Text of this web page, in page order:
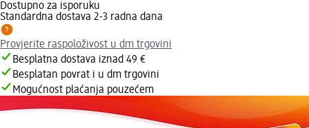
Dostupno za isporuku
Standardna dostava 2-3 radna dana
Provjerite raspoloživost u dm trgovini
Besplatna dostava iznad 49 €
Besplatan povrat i u dm trgovini
Mogućnost plaćanja pouzećem